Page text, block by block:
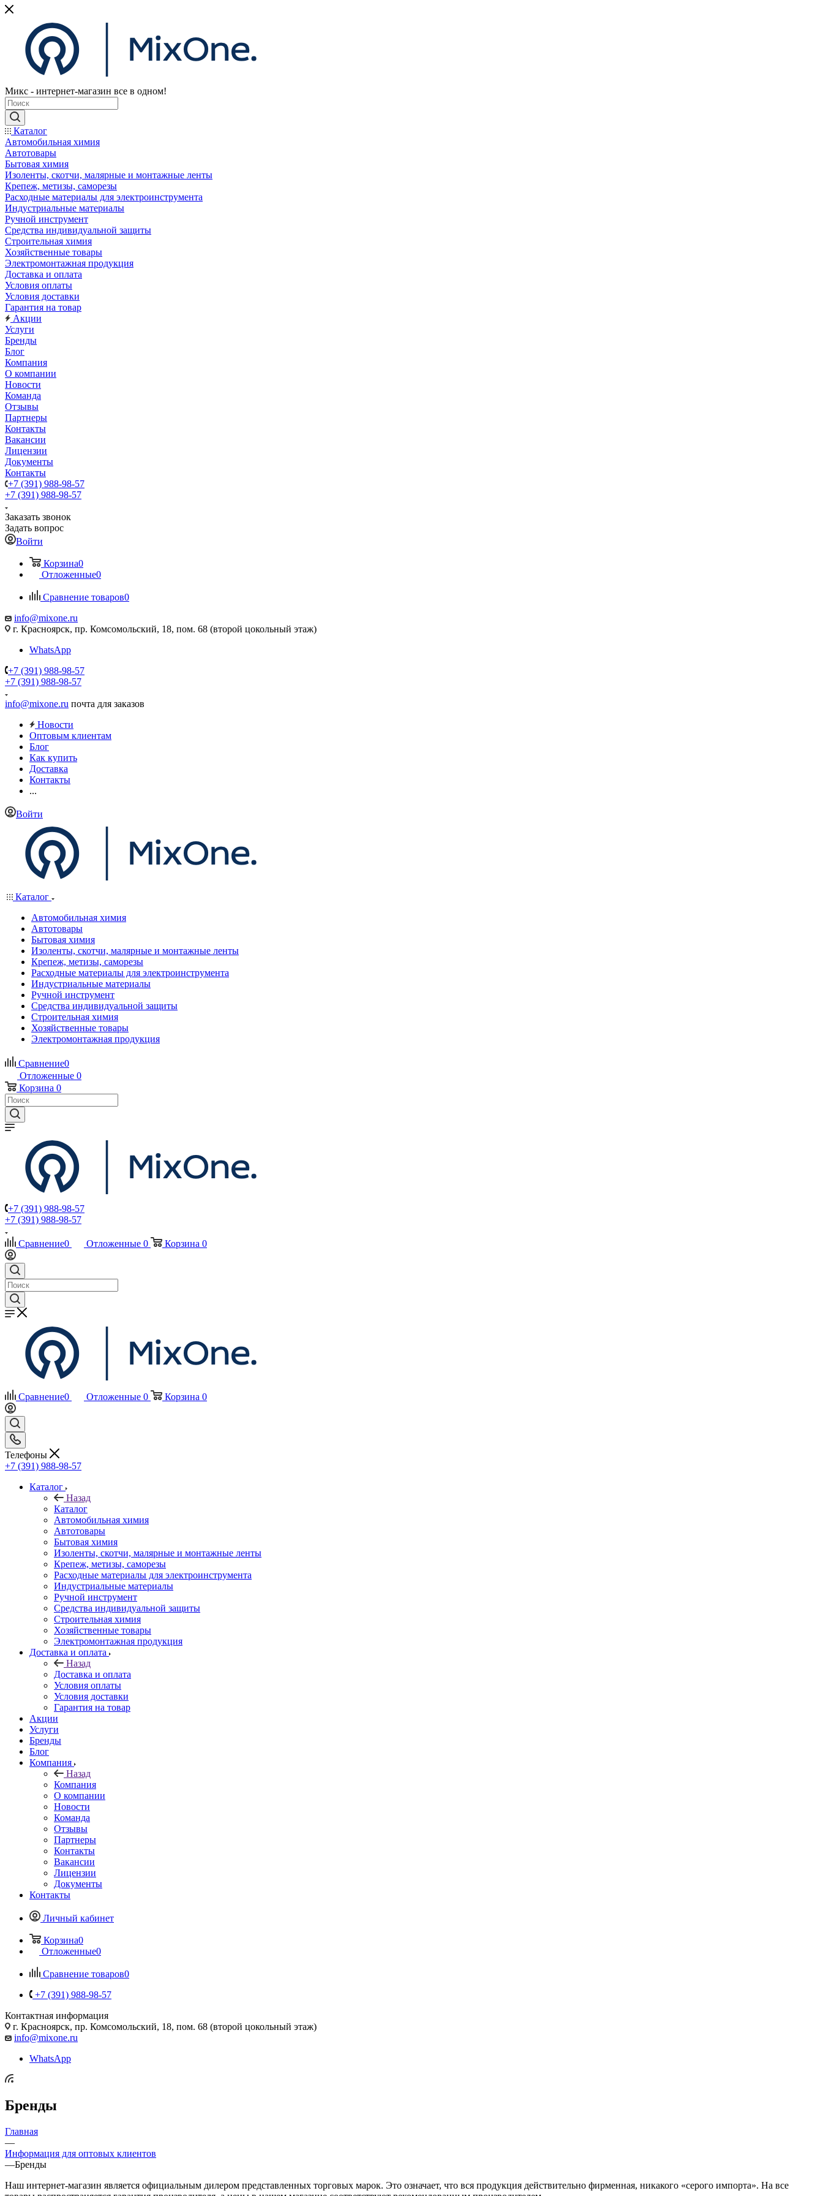
Микс - интернет-магазин все в одном!
Каталог
Автомобильная химия
Автотовары
Бытовая химия
Изоленты, скотчи, малярные и монтажные ленты
Крепеж, метизы, саморезы
Расходные материалы для электроинструмента
Индустриальные материалы
Ручной инструмент
Средства индивидуальной защиты
Строительная химия
Хозяйственные товары
Электромонтажная продукция
Доставка и оплата
Условия оплаты
Условия доставки
Гарантия на товар
Акции
Услуги
Бренды
Блог
Компания
О компании
Новости
Команда
Отзывы
Партнеры
Контакты
Вакансии
Лицензии
Документы
Контакты
+7 (391) 988-98-57
+7 (391) 988-98-57
Заказать звонок
Задать вопрос
Войти
Корзина0
Отложенные0
Сравнение товаров0
info@mixone.ru
г. Красноярск, пр. Комсомольский, 18, пом. 68 (второй цокольный этаж)
WhatsApp
+7 (391) 988-98-57
+7 (391) 988-98-57
info@mixone.ru почта для заказов
Новости
Оптовым клиентам
Блог
Как купить
Доставка
Контакты
...
Войти
Каталог
Автомобильная химия
Автотовары
Бытовая химия
Изоленты, скотчи, малярные и монтажные ленты
Крепеж, метизы, саморезы
Расходные материалы для электроинструмента
Индустриальные материалы
Ручной инструмент
Средства индивидуальной защиты
Строительная химия
Хозяйственные товары
Электромонтажная продукция
Сравнение0
Отложенные 0
Корзина 0
+7 (391) 988-98-57
+7 (391) 988-98-57
Сравнение0 Отложенные 0 Корзина 0
Сравнение0 Отложенные 0 Корзина 0
Телефоны
+7 (391) 988-98-57
Каталог
Назад
Каталог
Автомобильная химия
Автотовары
Бытовая химия
Изоленты, скотчи, малярные и монтажные ленты
Крепеж, метизы, саморезы
Расходные материалы для электроинструмента
Индустриальные материалы
Ручной инструмент
Средства индивидуальной защиты
Строительная химия
Хозяйственные товары
Электромонтажная продукция
Доставка и оплата
Назад
Доставка и оплата
Условия оплаты
Условия доставки
Гарантия на товар
Акции
Услуги
Бренды
Блог
Компания
Назад
Компания
О компании
Новости
Команда
Отзывы
Партнеры
Контакты
Вакансии
Лицензии
Документы
Контакты
Личный кабинет
Корзина0
Отложенные0
Сравнение товаров0
+7 (391) 988-98-57
Контактная информация
г. Красноярск, пр. Комсомольский, 18, пом. 68 (второй цокольный этаж)
info@mixone.ru
WhatsApp
Бренды
Главная
—
Информация для оптовых клиентов
—Бренды
Наш интернет-магазин является официальным дилером представленных торговых марок. Это означает, что вся продукция действительно фирменная, никакого «серого импорта». На все